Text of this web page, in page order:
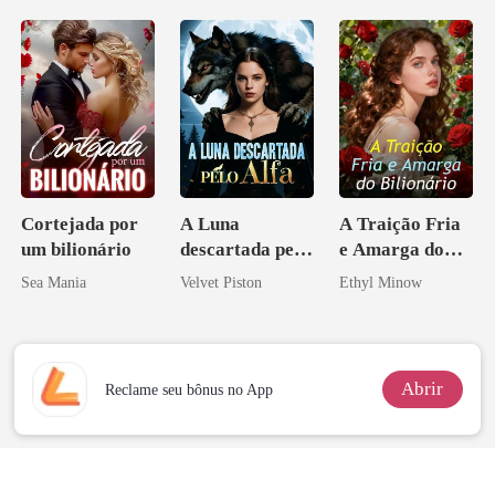
Cortejada por
um bilionário
Sea Mania
A Luna
descartada pelo
Alfa
Velvet Piston
A Traição Fria
e Amarga do
Bilionário
Ethyl Minow
Reclame seu bônus no App Abrir